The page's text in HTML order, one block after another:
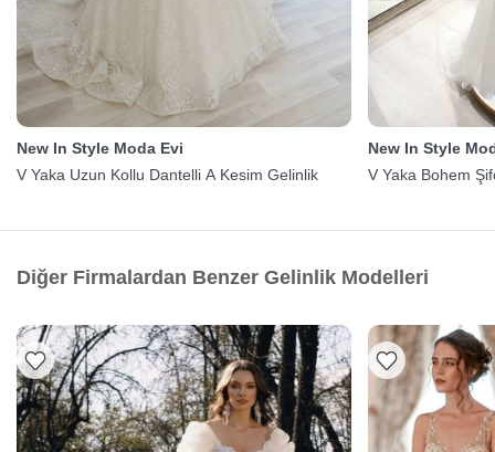
New In Style Moda Evi
V Yaka Uzun Kollu Dantelli A Kesim Gelinlik
New In Style
V Yaka Bohem
Diğer Firmalardan Benzer Gelinlik Modelleri